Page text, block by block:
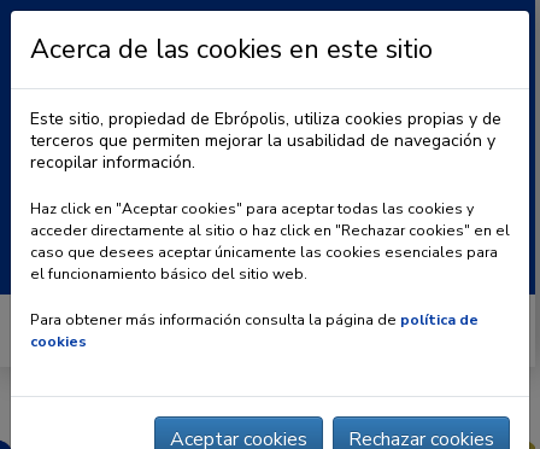
BLOG | CONTACTO
Buscar:
Acerca de las cookies en este sitio
Este sitio, propiedad de Ebrópolis, utiliza cookies propias y de
terceros que permiten mejorar la usabilidad de navegación y
recopilar información.
Haz click en "Aceptar cookies" para aceptar todas las cookies y
acceder directamente al sitio o haz click en "Rechazar cookies" en el
caso que desees aceptar únicamente las cookies esenciales para
el funcionamiento básico del sitio web.
Para obtener más información consulta la página de política de
cookies
Aceptar cookies Rechazar cookies